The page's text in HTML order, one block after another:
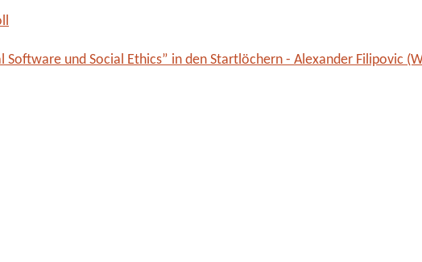
Software und Social Ethics” in den Startlöchern - Alexander Filipovic